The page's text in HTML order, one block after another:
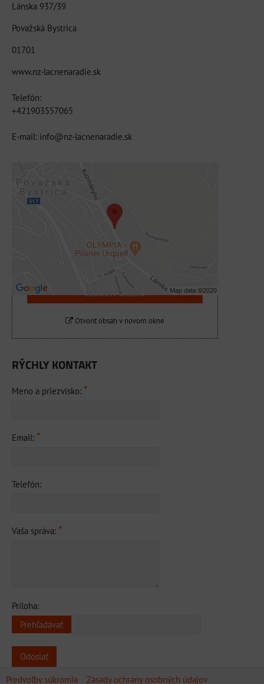
Lánska 937/39
Považská Bystrica
01701
www.nz-lacnenaradie.sk
Telefón:
+421903557065
E-mail: info@nz-lacnenaradie.sk
Externý obsah je blokovaný Voľbami
súkromia
Prajete si načítať externý obsah?
Povoliť tentokrát
Povoliť a zapamätať - súhlas s druhom
cookie: Funkčné
Otvoriť obsah v novom okne
RÝCHLY KONTAKT
Meno a priezvisko: *
Email: *
Telefón:
Vaša správa: *
Príloha:
Odoslať
Predvoľby súkromia Zásady ochrany osobných údajov